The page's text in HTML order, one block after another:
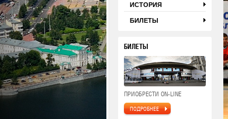
ИСТОРИЯ
БИЛЕТЫ
БИЛЕТЫ
ПРИОБРЕСТИ ON-LINE
ПОДРОБНЕЕ